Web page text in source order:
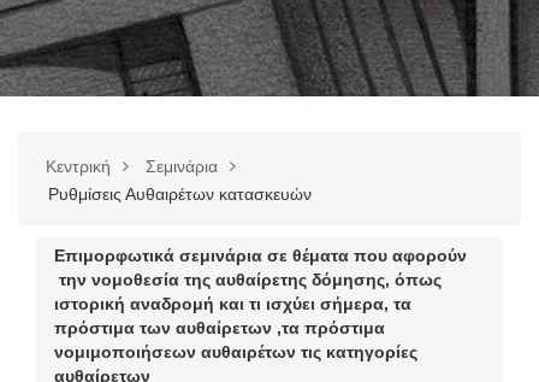
Κεντρική
Σεμινάρια
Ρυθμίσεις Αυθαιρέτων κατασκευών
Επιμορφωτικά σεμινάρια σε θέματα που αφορούν
την νομοθεσία της αυθαίρετης δόμησης, όπως
ιστορική αναδρομή και τι ισχύει σήμερα, τα
πρόστιμα των αυθαίρετων ,τα πρόστιμα
νομιμοποιήσεων αυθαιρέτων τις κατηγορίες
αυθαίρετων